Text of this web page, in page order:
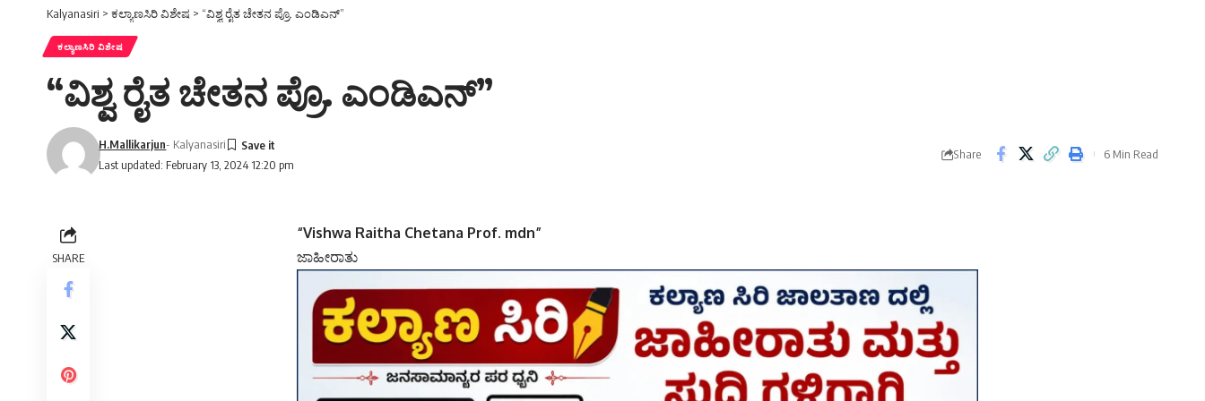
Kalyanasiri > ಕಲ್ಯಾಣಸಿರಿ ವಿಶೇಷ > “ವಿಶ್ವ ರೈತ ಚೇತನ ಪ್ರೊ. ಎಂಡಿಎನ್”
ಕಲ್ಯಾಣಸಿರಿ ವಿಶೇಷ
“ವಿಶ್ವ ರೈತ ಚೇತನ ಪ್ರೊ. ಎಂಡಿಎನ್”
Last updated: February 13, 2024 12:20 pm
H.Mallikarjun- Kalyanasiri
Share 6 Min Read
SHARE
“Vishwa Raitha Chetana Prof. mdn”
ಜಾಹೀರಾತು